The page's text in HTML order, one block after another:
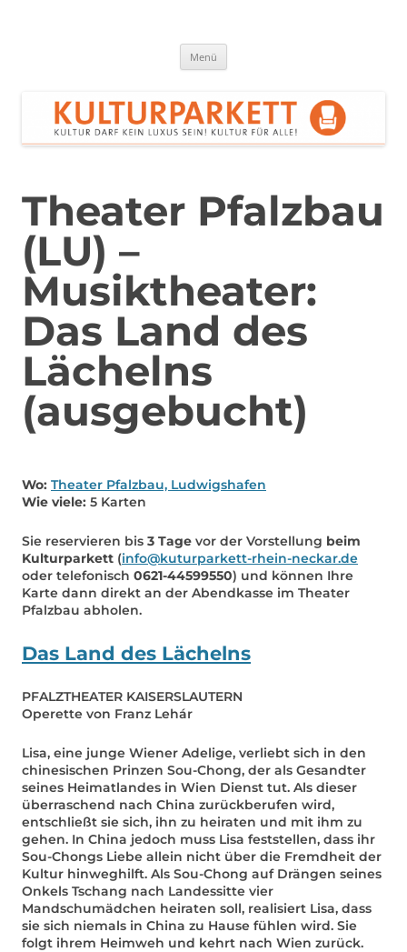
Menü
Theater Pfalzbau
(LU) –
Musiktheater:
Das Land des
Lächelns
(ausgebucht)
Wo: Theater Pfalzbau, Ludwigshafen
Wie viele: 5 Karten
Sie reservieren bis 3 Tage vor der Vorstellung beim
Kulturparkett (info@kuturparkett-rhein-neckar.de
oder telefonisch 0621-44599550) und können Ihre
Karte dann direkt an der Abendkasse im Theater
Pfalzbau abholen.
Das Land des Lächelns
PFALZTHEATER KAISERSLAUTERN
Operette von Franz Lehár
Lisa, eine junge Wiener Adelige, verliebt sich in den
chinesischen Prinzen Sou-Chong, der als Gesandter
seines Heimatlandes in Wien Dienst tut. Als dieser
überraschend nach China zurückberufen wird,
entschließt sie sich, ihn zu heiraten und mit ihm zu
gehen. In China jedoch muss Lisa feststellen, dass ihr
Sou-Chongs Liebe allein nicht über die Fremdheit der
Kultur hinweghilft. Als Sou-Chong auf Drängen seines
Onkels Tschang nach Landessitte vier
Mandschumädchen heiraten soll, realisiert Lisa, dass
sie sich niemals in China zu Hause fühlen wird. Sie
folgt ihrem Heimweh und kehrt nach Wien zurück.